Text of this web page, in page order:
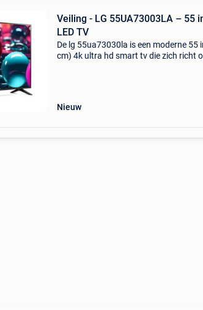
Veiling - LG 55UA73003LA – 55
LED TV
De lg 55ua73030la is een moderne 55
cm) 4k ultra hd smart tv die zich richt
Nieuw